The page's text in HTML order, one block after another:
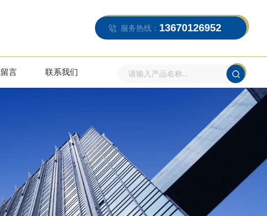
服务热线： 13670126952
言 联系我们